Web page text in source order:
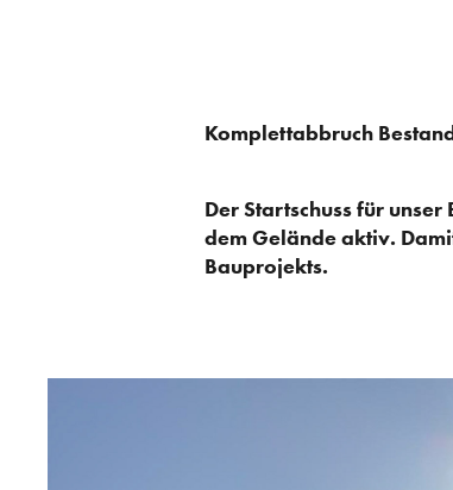
Komplettabbruch
Der Startschuss für
dem Gelände aktiv.
Bauprojekts.